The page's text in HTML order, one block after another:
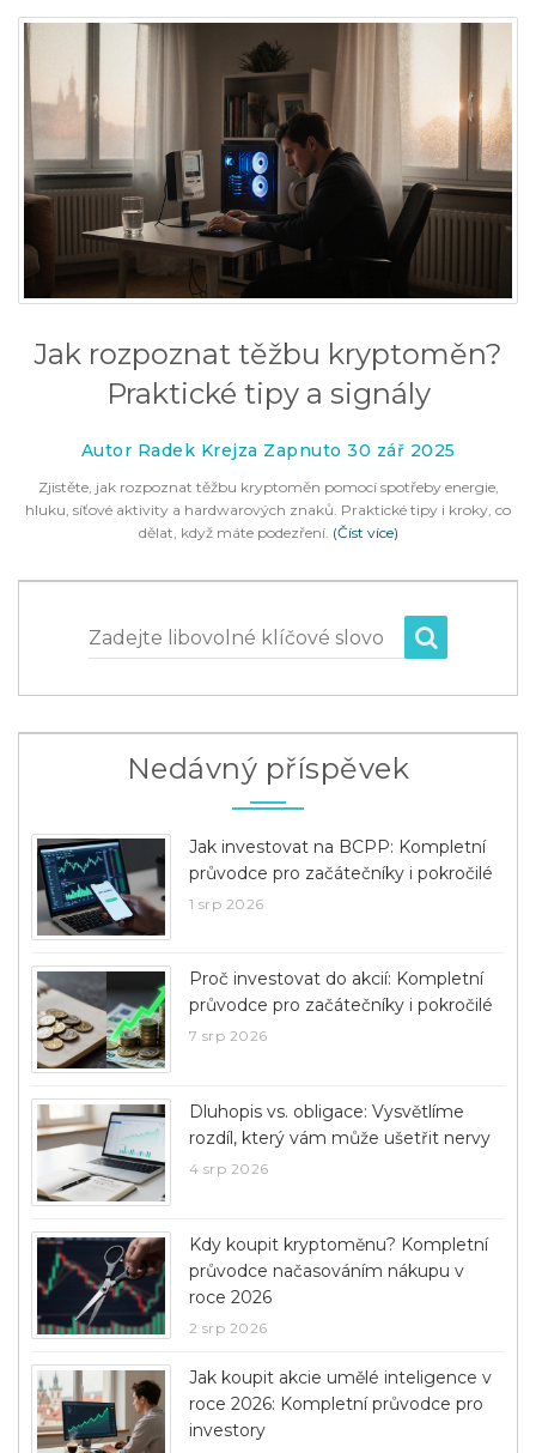
Jak rozpoznat těžbu kryptoměn?
Praktické tipy a signály
Autor Radek Krejza Zapnuto 30 zář 2025
Zjistěte, jak rozpoznat těžbu kryptoměn pomocí spotřeby energie,
hluku, síťové aktivity a hardwarových znaků. Praktické tipy i kroky, co
dělat, když máte podezření. (Číst více)
Zadejte libovolné klíčové slovo
Nedávný příspěvek
Jak investovat na BCPP: Kompletní
průvodce pro začátečníky i pokročilé
1 srp 2026
Proč investovat do akcií: Kompletní
průvodce pro začátečníky i pokročilé
7 srp 2026
Dluhopis vs. obligace: Vysvětlíme
rozdíl, který vám může ušetřit nervy
4 srp 2026
Kdy koupit kryptoměnu? Kompletní
průvodce načasováním nákupu v
roce 2026
2 srp 2026
Jak koupit akcie umělé inteligence v
roce 2026: Kompletní průvodce pro
investory